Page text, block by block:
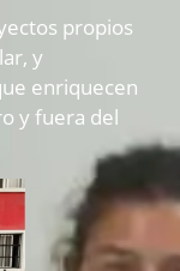
propios
y
enriquecen
y fuera del